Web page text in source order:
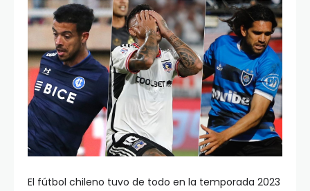
El fútbol chileno tuvo de todo en la temporada 2023